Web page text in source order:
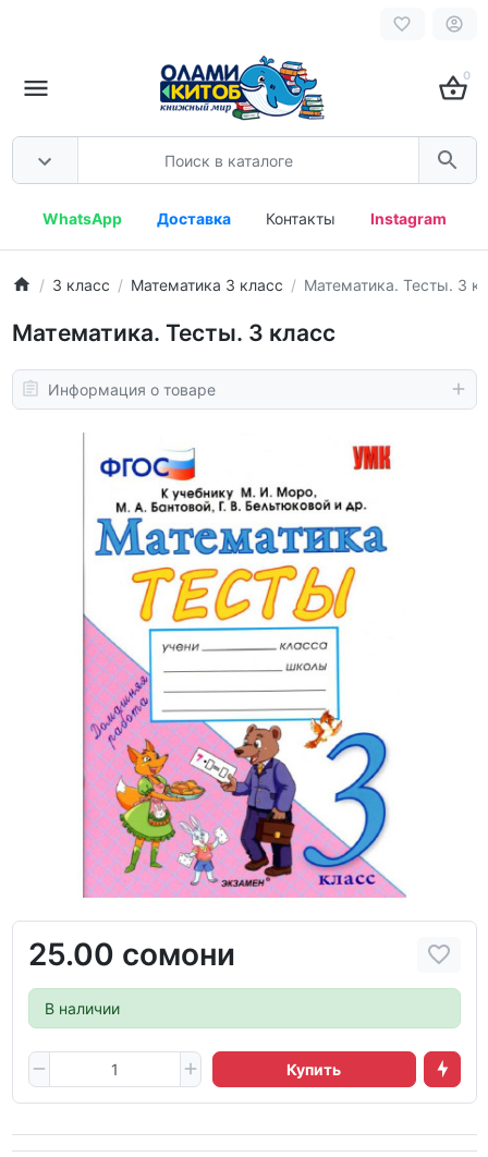
0
WhatsApp Доставка Контакты Instagram
3 класс Математика 3 класс Математика. Тесты. 3
Математика. Тесты. 3 класс
Информация о товаре
25.00 сомони
В наличии
Купить